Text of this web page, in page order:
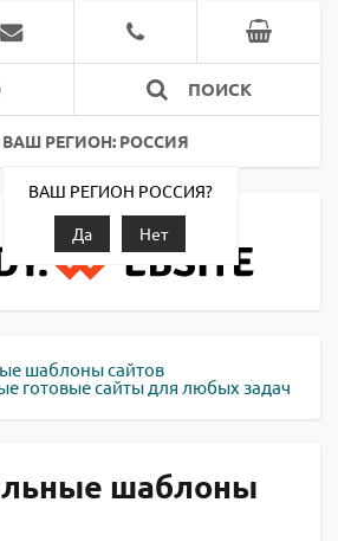
ПОИСК
ВАШ РЕГИОН: РОССИЯ
ВАШ РЕГИОН РОССИЯ?
Да
Нет
шаблоны сайтов
готовые сайты для любых задач
шаблоны